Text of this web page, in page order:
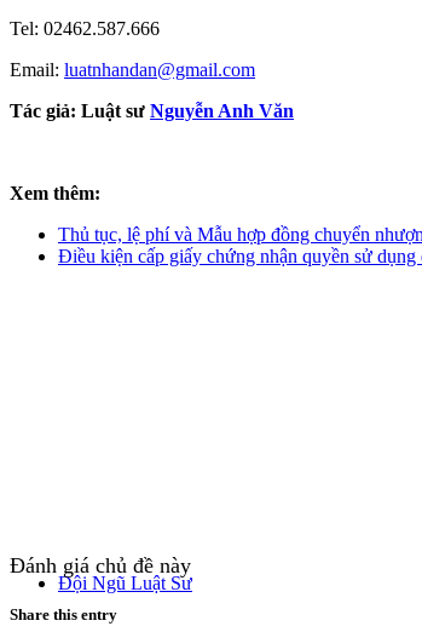
Đội Ngũ Luật Sư
Tel: 02462.587.666
Email: luatnhandan@gmail.com
Tác giả: Luật sư Nguyễn Anh Văn
Xem thêm:
Thủ tục, lệ phí và Mẫu hợp đồng chuyển
Điều kiện cấp giấy chứng nhận quyền sử dụng
Đánh giá chủ đề này
Share this entry